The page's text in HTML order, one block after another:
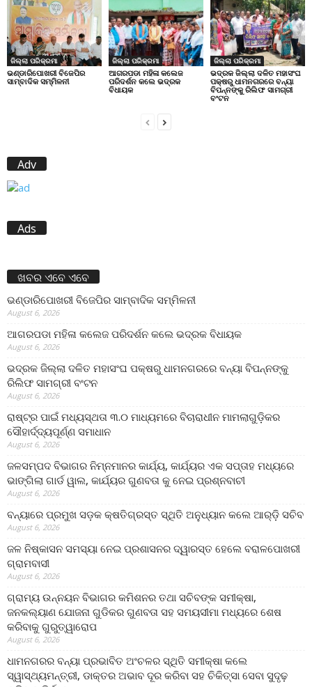
ଜିଲ୍ଲା ପରିକ୍ରମା
ଭଣ୍ଡାରିପୋଖରୀ ବିଜେପିର
ସାମ୍ବାଦିକ ସମ୍ମିଳନୀ
ଜିଲ୍ଲା ପରିକ୍ରମା
ଆଗରପଡା ମହିଳା କଲେଜ
ପରିଦର୍ଶନ କଲେ ଭଦ୍ରକ
ବିଧାୟକ
ଜିଲ୍ଲା ପରିକ୍ରମା
ଭଦ୍ରକ ଜିଲ୍ଲା ଦଳିତ ମହାସଂଘ
ପକ୍ଷରୁ ଧାମନଗରରେ ବନ୍ୟା
ବିପନ୍ନଙ୍କୁ ରିଲିଫ ସାମଗ୍ରୀ
ବଂଟନ
Adv
Ads
ଖବର ଏବେ ଏବେ
ଭଣ୍ଡାରିପୋଖରୀ ବିଜେପିର ସାମ୍ବାଦିକ ସମ୍ମିଳନୀ
August 6, 2026
ଆଗରପଡା ମହିଳା କଲେଜ ପରିଦର୍ଶନ କଲେ ଭଦ୍ରକ ବିଧାୟକ
August 6, 2026
ଭଦ୍ରକ ଜିଲ୍ଲା ଦଳିତ ମହାସଂଘ ପକ୍ଷରୁ ଧାମନଗରରେ ବନ୍ୟା ବିପନ୍ନଙ୍କୁ
ରିଲିଫ ସାମଗ୍ରୀ ବଂଟନ
August 6, 2026
ରାଷ୍ଟ୍ର ପାଇଁ ମଧ୍ୟସ୍ଥତା ୩.୦ ମାଧ୍ୟମରେ ବିଚାରାଧୀନ ମାମଲାଗୁଡ଼ିକର
ସୌହାର୍ଦ୍ଦ୍ୟପୂର୍ଣ୍ଣ ସମାଧାନ
August 6, 2026
ଜଳସମ୍ପଦ ବିଭାଗର ନିମ୍ନମାନର କାର୍ଯ୍ୟ, କାର୍ଯ୍ୟର ଏକ ସପ୍ତାହ ମଧ୍ୟରେ
ଭାଙ୍ଗିଲା ଗାର୍ଡ ୱାଲ, କାର୍ଯ୍ୟର ଗୁଣବତା କୁ ନେଇ ପ୍ରଶ୍ନବାଚୀ
August 6, 2026
ବନ୍ୟାରେ ପ୍ରମୁଖ ସଡ଼କ କ୍ଷତିଗ୍ରସ୍ତ ସ୍ଥିତି ଅନୁଧ୍ୟାନ କଲେ ଆର୍‌ଡ଼ି ସଚିବ
August 6, 2026
ଜଳ ନିଷ୍କାସନ ସମସ୍ୟା ନେଇ ପ୍ରଶାସନର ଦ୍ୱାରସ୍ତ ହେଲେ ବରାଳପୋଖରୀ
ଗ୍ରାମବାସୀ
August 6, 2026
ଗ୍ରାମ୍ୟ ଉନ୍ନୟନ ବିଭାଗର କମିଶନର ତଥା ସଚିବଙ୍କ ସମୀକ୍ଷା,
ଜନକଲ୍ୟାଣ ଯୋଜନା ଗୁଡିକର ଗୁଣବତା ସହ ସମୟସୀମା ମଧ୍ୟରେ ଶେଷ
କରିବାକୁ ଗୁରୁତ୍ୱାରୋପ
August 6, 2026
ଧାମନଗରର ବନ୍ୟା ପ୍ରଭାବିତ ଅଂଚଳର ସ୍ଥିତି ସମୀକ୍ଷା କଲେ
ସ୍ୱାସ୍ଥ୍ୟମନ୍ତ୍ରୀ, ଡାକ୍ତର ଅଭାବ ଦୂର କରିବା ସହ ଚିକିତ୍ସା ସେବା ସୁଦୃଢ଼